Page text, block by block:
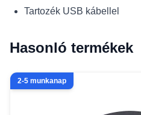
Tartozék USB kábellel
Hasonló termékek
2-5 munkanap